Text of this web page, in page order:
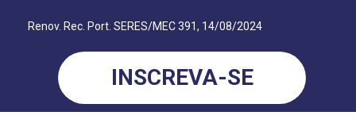
Renov. Rec. Port. SERES/MEC 391, 14/08/2024
INSCREVA-SE